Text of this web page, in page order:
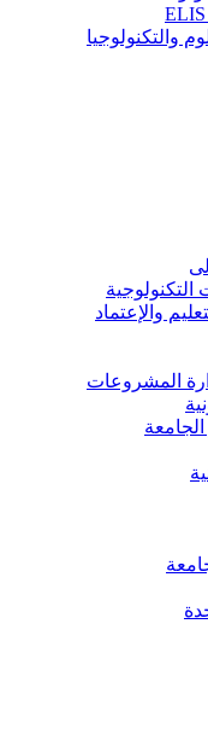
والتكنولوجيا
والإعتماد
المشروعات
الجامعة